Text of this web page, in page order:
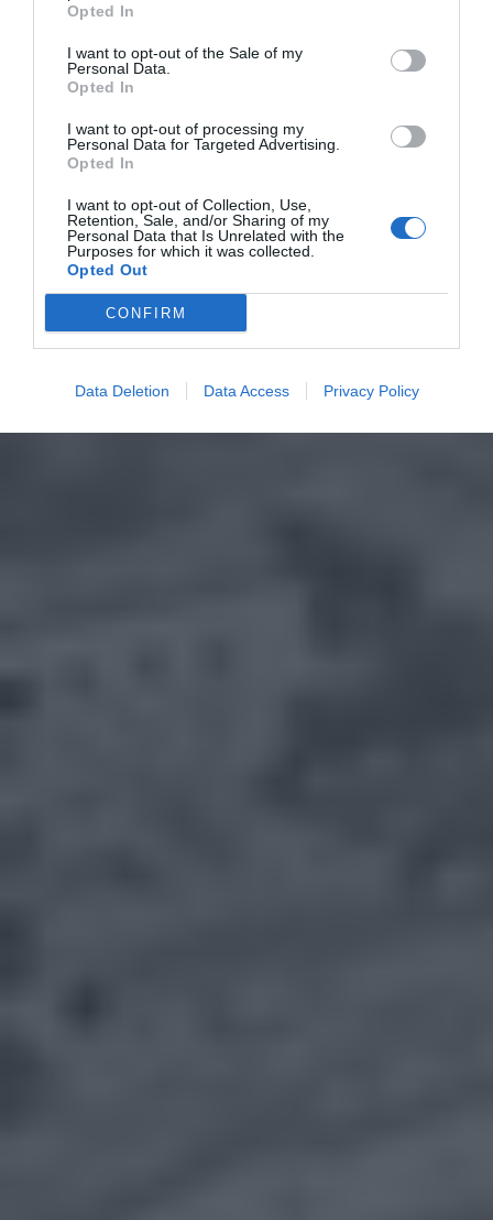
Opted In
I want to opt-out of the Sale of my
Personal Data.
Opted In
I want to opt-out of processing my
Personal Data for Targeted Advertising.
Opted In
I want to opt-out of Collection, Use,
Retention, Sale, and/or Sharing of my
Personal Data that Is Unrelated with the
Purposes for which it was collected.
Opted Out
CONFIRM
Data Deletion Data Access Privacy Policy